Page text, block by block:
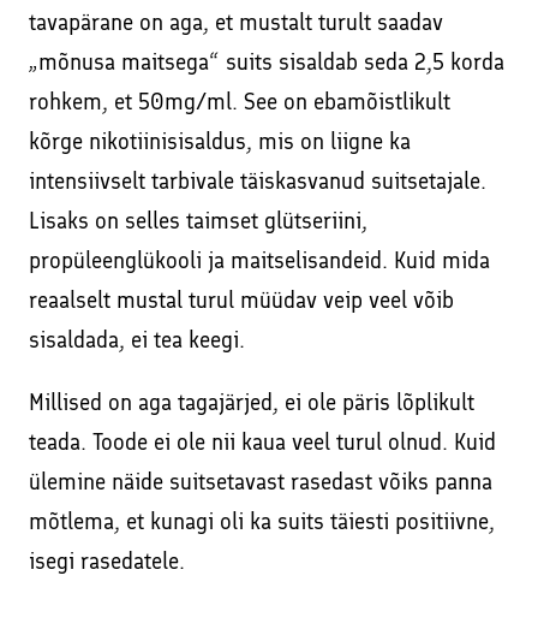
tavapärane on aga, et mustalt turult saadav
„mõnusa maitsega“ suits sisaldab seda 2,5 korda
rohkem, et 50mg/ml. See on ebamõistlikult
kõrge nikotiinisisaldus, mis on liigne ka
intensiivselt tarbivale täiskasvanud suitsetajale.
Lisaks on selles taimset glütseriini,
propüleenglükooli ja maitselisandeid. Kuid mida
reaalselt mustal turul müüdav veip veel võib
sisaldada, ei tea keegi.
Millised on aga tagajärjed, ei ole päris lõplikult
teada. Toode ei ole nii kaua veel turul olnud. Kuid
ülemine näide suitsetavast rasedast võiks panna
mõtlema, et kunagi oli ka suits täiesti positiivne,
isegi rasedatele.